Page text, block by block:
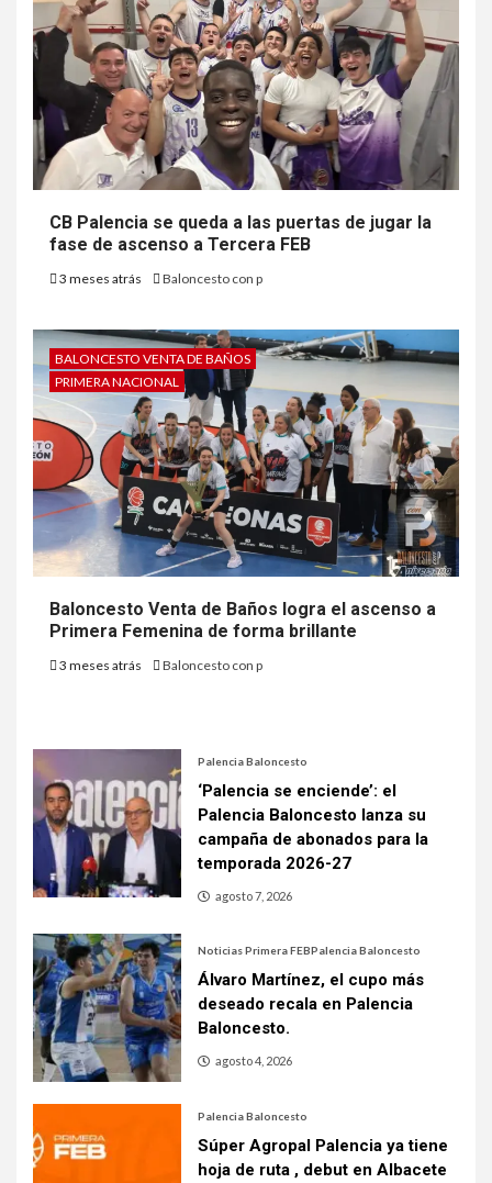
CB Palencia se queda a las puertas de jugar la
fase de ascenso a Tercera FEB
3 meses atrás Baloncesto con p
BALONCESTO VENTA DE BAÑOS
PRIMERA NACIONAL
Baloncesto Venta de Baños logra el ascenso a
Primera Femenina de forma brillante
3 meses atrás Baloncesto con p
Palencia Baloncesto
‘Palencia se enciende’: el
Palencia Baloncesto lanza su
campaña de abonados para la
temporada 2026-27
agosto 7, 2026
Noticias Primera FEBPalencia Baloncesto
Álvaro Martínez, el cupo más
deseado recala en Palencia
Baloncesto.
agosto 4, 2026
Palencia Baloncesto
Súper Agropal Palencia ya tiene
hoja de ruta , debut en Albacete